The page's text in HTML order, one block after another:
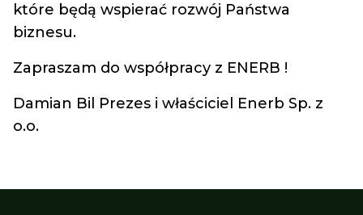
które będą wspierać rozwój Państwa
biznesu.
Zapraszam do współpracy z ENERB !
Damian Bil Prezes i właściciel Enerb Sp. z
o.o.